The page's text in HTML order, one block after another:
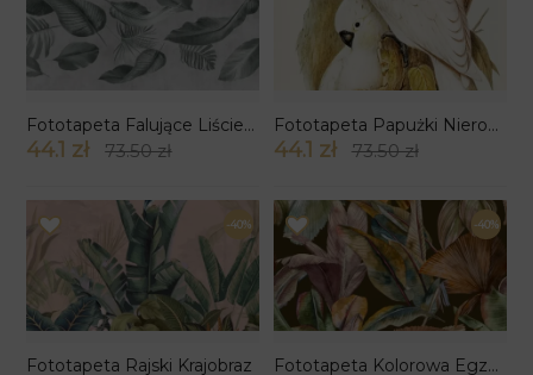
Fototapeta Falujące Liście wzór 3
44.1 zł 73.50 zł
Fototapeta Papużki Nierozłączki
44.1 zł 73.50 zł
-40%
Fototapeta Rajski Krajobraz
-40%
Fototapeta Kolorowa Egzotyka Liści